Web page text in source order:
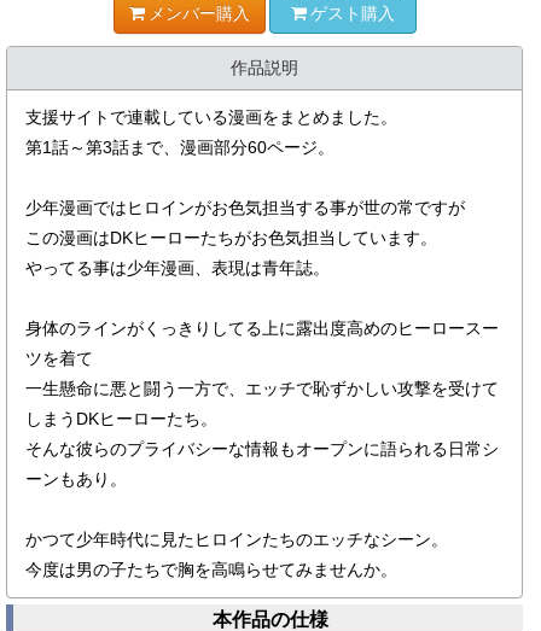
メンバー購入 ゲスト購入
作品説明
支援サイトで連載している漫画をまとめました。
第1話～第3話まで、漫画部分60ページ。
少年漫画ではヒロインがお色気担当する事が世の常ですが
この漫画はDKヒーローたちがお色気担当しています。
やってる事は少年漫画、表現は青年誌。
身体のラインがくっきりしてる上に露出度高めのヒーロースー
ツを着て
一生懸命に悪と闘う一方で、エッチで恥ずかしい攻撃を受けて
しまうDKヒーローたち。
そんな彼らのプライバシーな情報もオープンに語られる日常シ
ーンもあり。
かつて少年時代に見たヒロインたちのエッチなシーン。
今度は男の子たちで胸を高鳴らせてみませんか。
本作品の仕様